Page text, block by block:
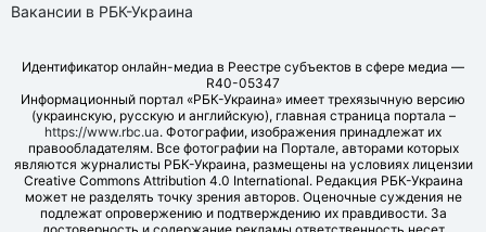
Вакансии в РБК-Украина
Идентификатор онлайн-медиа в Реестре субъектов в сфере медиа —
R40-05347
Информационный портал «РБК-Украина» имеет трехязычную версию
(украинскую, русскую и английскую), главная страница портала –
https://www.rbc.ua. Фотографии, изображения принадлежат их
правообладателям. Все фотографии на Портале, авторами которых
являются журналисты РБК-Украина, размещены на условиях лицензии
Creative Commons Attribution 4.0 International. Редакция РБК-Украина
может не разделять точку зрения авторов. Оценочные суждения не
подлежат опровержению и подтверждению их правдивости. За